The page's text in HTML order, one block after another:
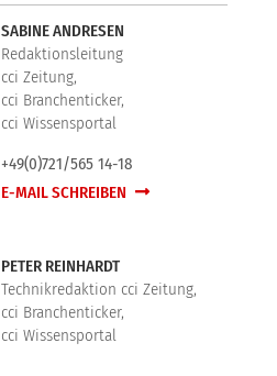
SABINE ANDRESEN
Redaktionsleitung
cci Zeitung,
cci Branchenticker,
cci Wissensportal
+49(0)721/565 14-18
E-MAIL SCHREIBEN
PETER REINHARDT
Technikredaktion cci Zeitung,
cci Branchenticker,
cci Wissensportal